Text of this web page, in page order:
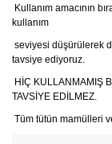
Kullanım amacının
kullanım
seviyesi düşürülerek
tavsiye ediyoruz.
HİÇ KULLANMAMIŞ
TAVSİYE EDİLMEZ.
Tüm tütün mamülleri